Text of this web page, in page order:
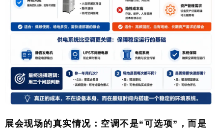
展会现场的真实情况：空调不是“可选项”，而是